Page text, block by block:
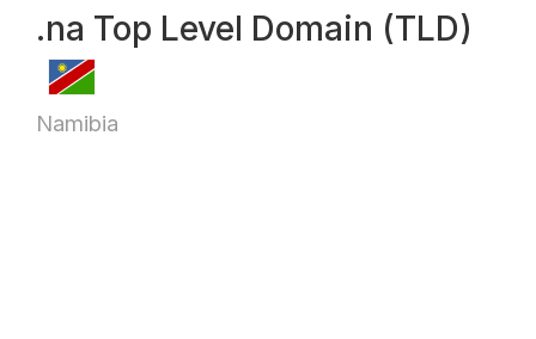
.na Top Level Domain (TLD)
Namibia